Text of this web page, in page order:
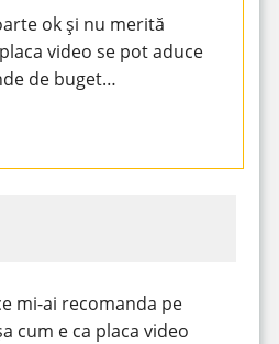
ok și nu merită
video se pot aduce
de buget…
mi-ai recomanda pe
cum e ca placa video